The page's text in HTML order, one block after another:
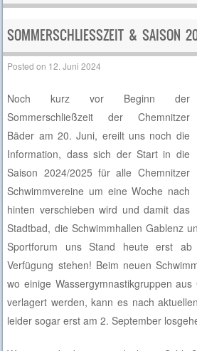
SOMMERSCHLIESSZEIT & SAISON
Posted on 12. Juni 2024
Noch kurz vor Beginn der
Sommerschließzeit der Chemnitzer
Bäder am 20. Juni, ereilt uns noch die
Information, dass sich der Start in die
Saison 2024/2025 für alle Chemnitzer
Schwimmvereine um eine Woche nach
hinten verschieben wird und damit das
Stadtbad, die Schwimmhallen Gablenz
Sportforum uns Stand heute erst
Verfügung stehen! Beim neuen
wo einige Wassergymnastikgruppen
verlagert werden, kann es nach
leider sogar erst am 2. September